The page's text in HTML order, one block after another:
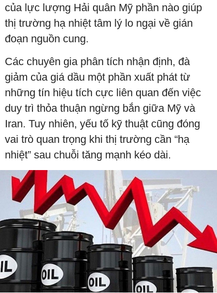
của lực lượng Hải quân Mỹ phần nào giúp
thị trường hạ nhiệt tâm lý lo ngại về gián
đoạn nguồn cung.
Các chuyên gia phân tích nhận định, đà
giảm của giá dầu một phần xuất phát từ
những tín hiệu tích cực liên quan đến việc
duy trì thỏa thuận ngừng bắn giữa Mỹ và
Iran. Tuy nhiên, yếu tố kỹ thuật cũng đóng
vai trò quan trọng khi thị trường cần “hạ
nhiệt” sau chuỗi tăng mạnh kéo dài.